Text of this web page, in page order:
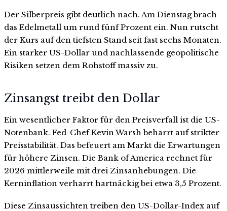
Der Silberpreis gibt deutlich nach. Am Dienstag brach
das Edelmetall um rund fünf Prozent ein. Nun rutscht
der Kurs auf den tiefsten Stand seit fast sechs Monaten.
Ein starker US-Dollar und nachlassende geopolitische
Risiken setzen dem Rohstoff massiv zu.
Zinsangst treibt den Dollar
Ein wesentlicher Faktor für den Preisverfall ist die US-
Notenbank. Fed-Chef Kevin Warsh beharrt auf strikter
Preisstabilität. Das befeuert am Markt die Erwartungen
für höhere Zinsen. Die Bank of America rechnet für
2026 mittlerweile mit drei Zinsanhebungen. Die
Kerninflation verharrt hartnäckig bei etwa 3,5 Prozent.
Diese Zinsaussichten treiben den US-Dollar-Index auf